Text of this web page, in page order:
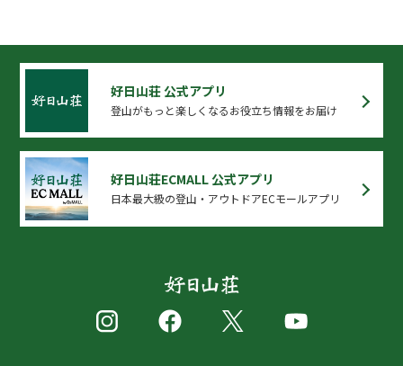
好日山荘 公式アプリ
登山がもっと楽しくなるお役立ち情報をお届け
好日山荘ECMALL 公式アプリ
日本最大級の登山・アウトドアECモールアプリ